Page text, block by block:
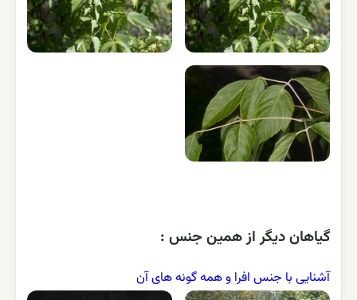
گياهان ديگر از همين جنس :
آشنایی با جنس افرا و همه گونه های آن